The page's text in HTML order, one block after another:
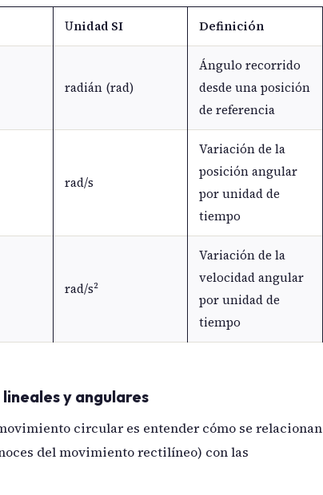
Unidad SI Definición
radián (rad)
Ángulo recorrido
desde una posición
de referencia
rad/s
Variación de la
posición angular
por unidad de
tiempo
rad/s²
Variación de la
velocidad angular
por unidad de
tiempo
y angulares
circular es entender cómo se relacionan
del movimiento rectilíneo) con las